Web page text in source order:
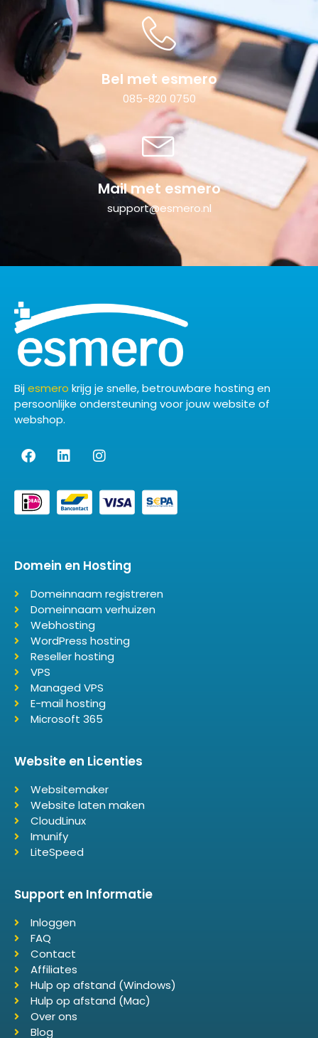
Bel met esmero
085-820 0750
Mail met esmero
support@esmero.nl
Bijesmero krijg je snelle, betrouwbare hosting en
persoonlijke ondersteuning voor jouw website of
webshop.
Domein en Hosting
Domeinnaam registreren
Domeinnaam verhuizen
Webhosting
WordPress hosting
Reseller hosting
VPS
Managed VPS
E-mail hosting
Microsoft 365
Website en Licenties
Websitemaker
Website laten maken
CloudLinux
Imunify
LiteSpeed
Support en Informatie
Inloggen
FAQ
Contact
Affiliates
Hulp op afstand (Windows)
Hulp op afstand (Mac)
Over ons
Blog